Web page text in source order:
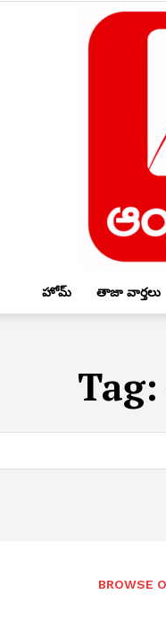
హోమ్ తాజా వార్తలు
Tag:
BROWSE